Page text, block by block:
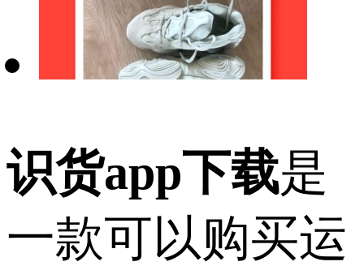
识货app下载是
一款可以购买运